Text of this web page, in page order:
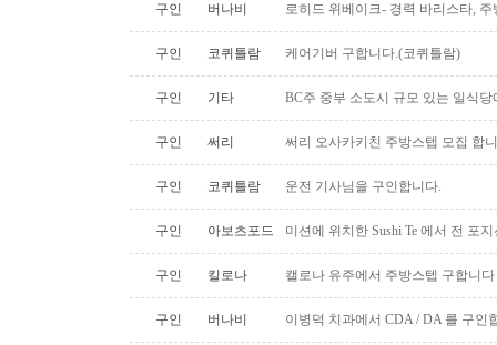
구인 버나비 로히드 위베이크- 경력 바리스타, 주
구인 코퀴틀람 케어기버 구합니다.(코퀴틀람)
구인 기타 BC주 중부 소도시 규모 있는 일식
구인 써리 써리 오사카키친 주방스텝 모집 합
구인 코퀴틀람 운전 기사님을 구인합니다.
구인 아보츠포드 미션에 위치한 Sushi Te 에서 전 포
구인 킬로나 캘로나 유주에서 주방스텝 구합니다
구인 버나비 이병덕 치과에서 CDA / DA 를 구인